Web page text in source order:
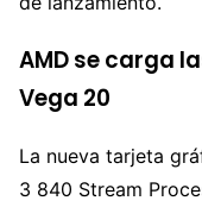
AMD se carga
Vega 20
La nueva tarjeta
3 840 Stream